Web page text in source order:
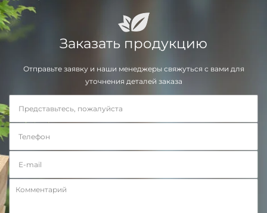
Заказать продукцию
Отправьте заявку и наши менеджеры свяжуться с вами для
уточнения деталей заказа